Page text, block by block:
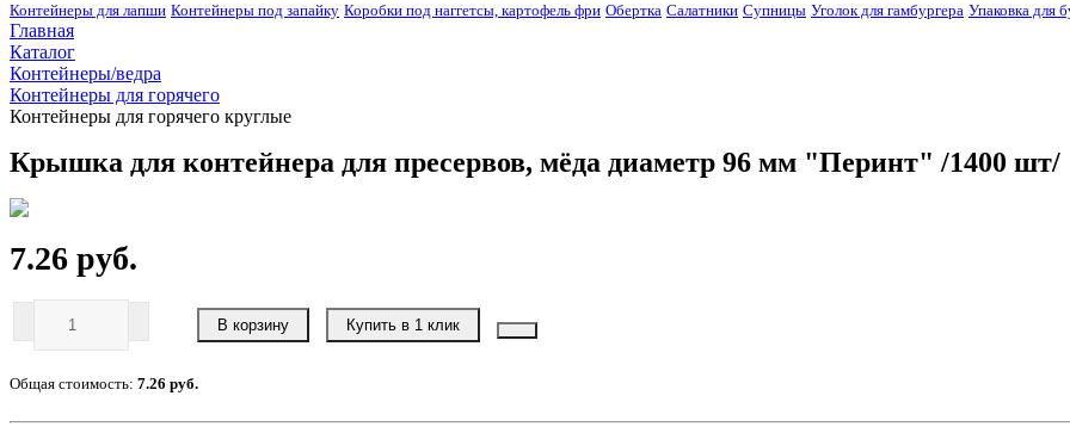
Контейнеры для лапши Контейнеры под запайку Коробки под наггетсы, картофель фри Обертка Салатники Супницы Уголок для гамбургера Упаковка для
Главная
Каталог
Контейнеры/ведра
Контейнеры для горячего
Контейнеры для горячего круглые
Крышка для контейнера для пресервов, мёда диаметр 96 мм "Перинт" /1400 шт/
7.26 руб.
В корзину Купить в 1 клик
Общая стоимость: 7.26 руб.